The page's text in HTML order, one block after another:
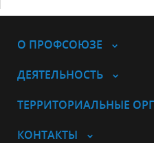
О ПРОФСОЮЗЕ
ДЕЯТЕЛЬНОСТЬ
ТЕРРИТОРИАЛЬНЫЕ
КОНТАКТЫ